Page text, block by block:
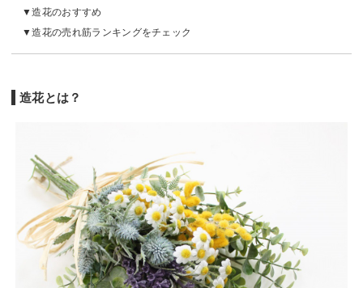
造花のおすすめ
造花の売れ筋ランキングをチェック
造花とは？